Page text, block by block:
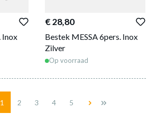
Inox
€ 28,80
Bestek MESSA 6pers. Inox
Zilver
Op voorraad
Pagina
1 Pagina
2 Pagina
3 Pagina
4 Pagina
5